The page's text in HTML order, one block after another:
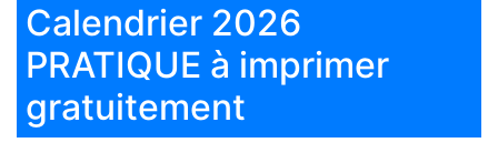
Calendrier 2026
PRATIQUE à imprimer
gratuitement